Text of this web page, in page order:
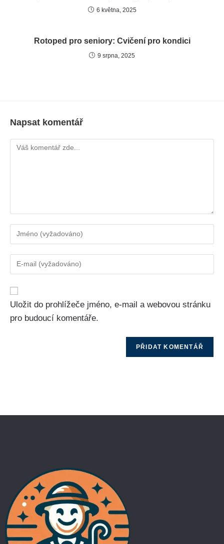
6 května, 2025
Rotoped pro seniory: Cvičení pro kondici
9 srpna, 2025
Napsat komentář
Uložit do prohlížeče jméno, e-mail a webovou stránku
pro budoucí komentáře.